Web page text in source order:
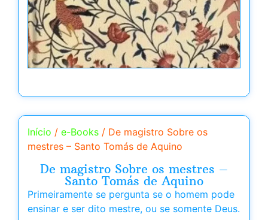
Início / e-Books / De magistro Sobre os
mestres – Santo Tomás de Aquino
De magistro Sobre os mestres –
Santo Tomás de Aquino
Primeiramente se pergunta se o homem pode
ensinar e ser dito mestre, ou se somente Deus.